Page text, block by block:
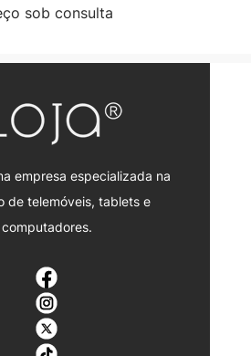
sob consulta
empresa especializada na
de telemóveis, tablets e
computadores.